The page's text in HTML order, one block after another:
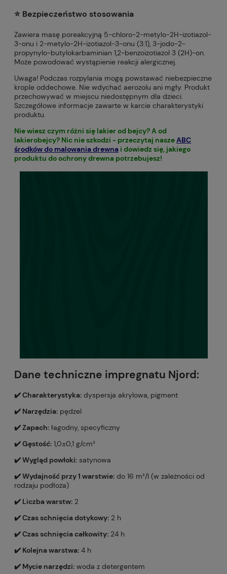
⭐️ Bezpieczeństwo stosowania
Zawiera masę poreakcyjną 5-chloro-2-metylo-2H-izotiazol-
3-onu i 2-metylo-2H-izotiazol-3-onu (3:1), 3-jodo-2-
propynylo-butylokarbaminian 1,2-benzoizotiazol 3 (2H)-on.
Może powodować wystąpienie reakcji alergicznej.
Uwaga! Podczas rozpylania mogą powstawać niebezpieczne
krople oddechowe. Nie wdychać aerozolu ani mgły. Produkt
przechowywać w miejscu niedostępnym dla dzieci.
Szczegółowe informacje zawarte w karcie charakterystyki
produktu.
Nie wiesz czym różni się lakier od bejcy? A od
lakierobejcy? Nic nie szkodzi - przeczytaj naszeABC
środków do malowania drewna i dowiedz się, jakiego
produktu do ochrony drewna potrzebujesz!
Dane techniczne impregnatu Njord:
✔️ Charakterystyka: dyspersja akrylowa, pigment
✔️ Narzędzia: pędzel
✔️ Zapach: łagodny, specyficzny
✔️ Gęstość: 1,0±0,1 g/cm³
✔️ Wygląd powłoki: satynowa
✔️ Wydajność przy 1 warstwie: do 16 m²/l (w zależności od
rodzaju podłoża)
✔️ Liczba warstw: 2
✔️ Czas schnięcia dotykowy: 2 h
✔️ Czas schnięcia całkowity: 24 h
✔️ Kolejna warstwa: 4 h
✔️ Mycie narzędzi: woda z detergentem